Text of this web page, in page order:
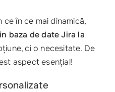
în ce mai dinamică,
baza de date Jira la
ci o necesitate. De
aspect esențial!